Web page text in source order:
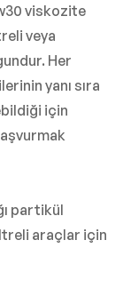
viskozite
veya
Her
yanı sıra
için
partikül
araçlar için